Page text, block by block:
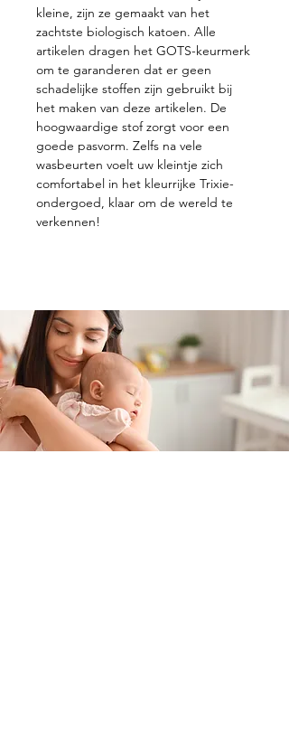
kleine, zijn ze gemaakt van het
zachtste biologisch katoen. Alle
artikelen dragen het GOTS-keurmerk
om te garanderen dat er geen
schadelijke stoffen zijn gebruikt bij
het maken van deze artikelen. De
hoogwaardige stof zorgt voor een
goede pasvorm. Zelfs na vele
wasbeurten voelt uw kleintje zich
comfortabel in het kleurrijke Trixie-
ondergoed, klaar om de wereld te
verkennen!